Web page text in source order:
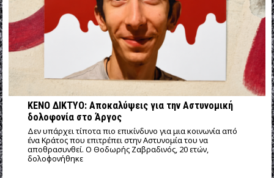
ΚΕΝΟ ΔΙΚΤΥΟ: Αποκαλύψεις για την Αστυνομική
δολοφονία στο Άργος
Δεν υπάρχει τίποτα πιο επικίνδυνο για μια κοινωνία από
ένα Κράτος που επιτρέπει στην Αστυνομία του να
αποθρασυνθεί. Ο Θοδωρής Ζαβραδινός, 20 ετών,
δολοφονήθηκε